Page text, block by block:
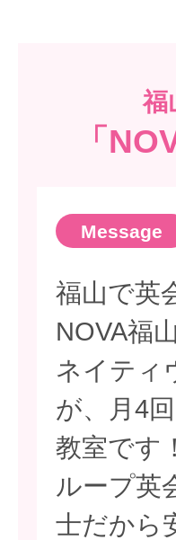
福
「
福山で英
NOVA福
ネイティ
が、月4
教室です
ループ英
士だから